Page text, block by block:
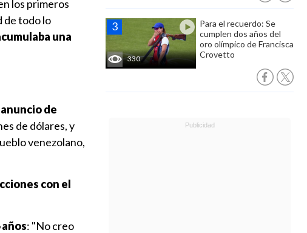
330
Para el recuerdo: Se
cumplen dos años del
oro olímpico de Francisca
Crovetto
los primeros
de todo lo
una
de
de dólares, y
venezolano,
con el
: "No creo